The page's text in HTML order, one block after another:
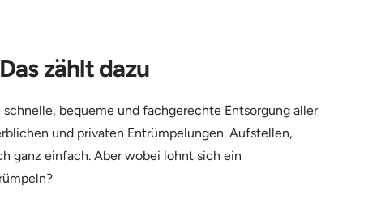
zählt dazu
bequeme und fachgerechte Entsorgung aller
und privaten Entrümpelungen. Aufstellen,
ganz einfach. Aber wobei lohnt sich ein